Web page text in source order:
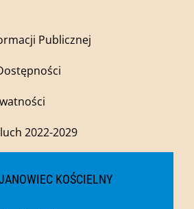
Publicznej
2022-2029
KOŚCIELNY